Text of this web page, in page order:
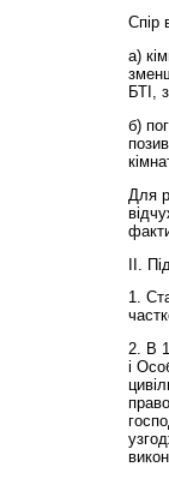
Спір
а)
БТІ,
б)
Для
ІІ.
1.
2. В
і